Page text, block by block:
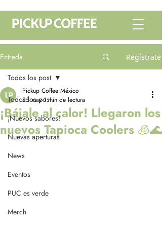
Entrada Regístrate
Todos los post
¡Nuevos sabores!
Nuevas aperturas
News
Eventos
PUC es verde
Merch
Todos los post
¡Bájale al calor! Llegaron los
nuevos Tapioca Coolers 🧊🌊
Pickup Coffee México
25 may 1 min de lectura